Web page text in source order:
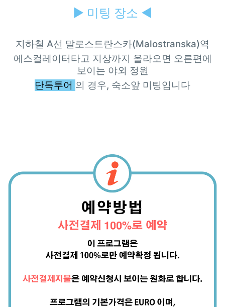
▶ 미팅 장소 ◀
지하철 A선 말로스트란스카(Malostranska)역
에스컬레이터타고 지상까지 올라오면 오른편에
보이는 야외 정원
단독투어 의 경우, 숙소앞 미팅입니다